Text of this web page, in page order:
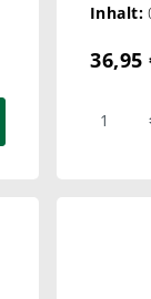
Inhalt:
36,95